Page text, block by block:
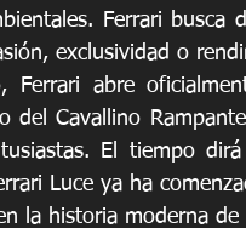
Ferrari busca
exclusividad o
Ferrari abre
del Cavallino
El tiempo
Luce ya ha
la historia moderna de